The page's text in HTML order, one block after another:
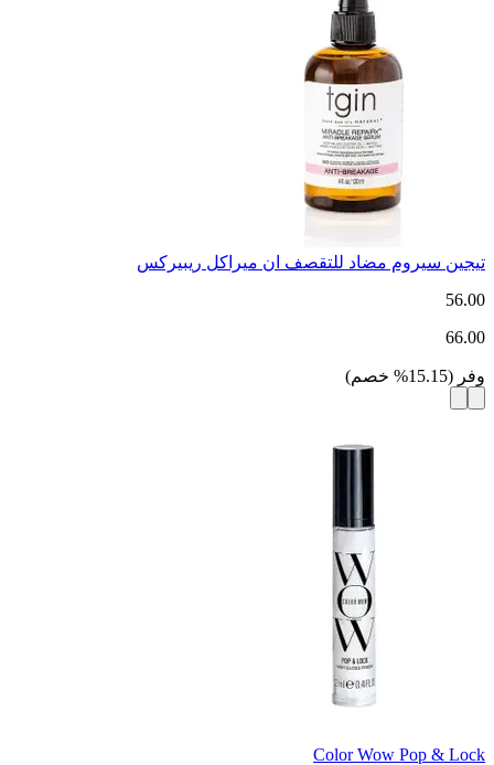
تيجين سيروم مضاد للتقصف ان ميراكل ريبيركس
56.00
66.00
وفر (
15.15
% خصم)
Color Wow Pop & Lock